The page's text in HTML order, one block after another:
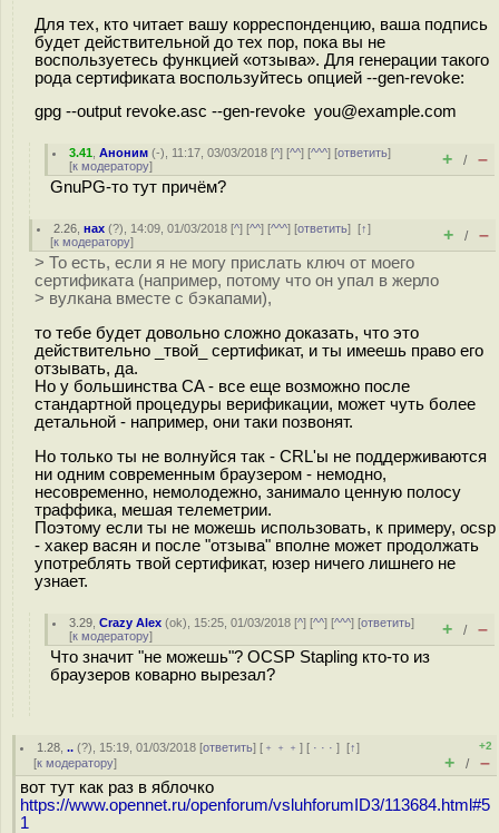
Для тех, кто читает вашу корреспонденцию, ваша подпись
будет действительной до тех пор, пока вы не
воспользуетесь функцией «отзыва». Для генерации такого
рода сертификата воспользуйтесь опцией --gen-revoke:
gpg --output revoke.asc --gen-revoke you@example.com
3.41 ,Аноним (-), 11:17, 03/03/2018 [^] [^^] [^^^] [ответить]
[к модератору] + / –
GnuPG-то тут причём?
2.26 ,нах (?), 14:09, 01/03/2018 [^] [^^] [^^^] [ответить][↑]
[к модератору] + / –
> То есть, если я не могу прислать ключ от моего
сертификата (например, потому что он упал в жерло
> вулкана вместе с бэкапами),
то тебе будет довольно сложно доказать, что это
действительно _твой_ сертификат, и ты имеешь право его
отзывать, да.
Но у большинства CA - все еще возможно после
стандартной процедуры верификации, может чуть более
детальной - например, они таки позвонят.
Но только ты не волнуйся так - CRL'ы не поддерживаются
ни одним современным браузером - немодно,
несовременно, немолодежно, занимало ценную полосу
траффика, мешая телеметрии.
Поэтому если ты не можешь использовать, к примеру, ocsp
- хакер васян и после "отзыва" вполне может продолжать
употреблять твой сертификат, юзер ничего лишнего не
узнает.
3.29 ,Crazy Alex (ok), 15:25, 01/03/2018 [^] [^^] [^^^] [ответить]
[к модератору] + / –
Что значит "не можешь"? OCSP Stapling кто-то из
браузеров коварно вырезал?
1.28 ,.. (?), 15:19, 01/03/2018 [ответить] [ ﹢﹢﹢] [ · · ·][↑]
[к модератору]
+2
+ / –
вот тут как раз в яблочко
https://www.opennet.ru/openforum/vsluhforumID3/113684.html#5
1